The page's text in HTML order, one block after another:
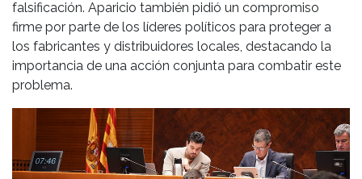
falsificación. Aparicio también pidió un compromiso
firme por parte de los líderes políticos para proteger a
los fabricantes y distribuidores locales, destacando la
importancia de una acción conjunta para combatir este
problema.